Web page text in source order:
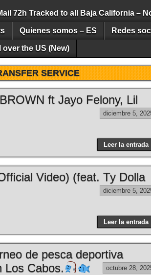
72h Tracked to all Baja California –
Quienes somos – ES Redes
the US (New)
SERVICE
ft Jayo Felony, Lil
diciembre 5,
Leer la entrada
Video) (feat. Ty Dolla
diciembre 5,
Leer la entrada
de pesca deportiva
Los Cabos.
octubre 28,